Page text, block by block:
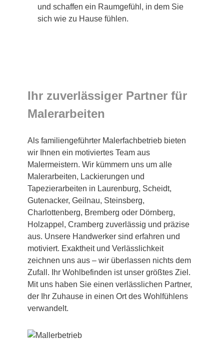
und schaffen ein Raumgefühl, in dem Sie
sich wie zu Hause fühlen.
Ihr zuverlässiger Partner für
Malerarbeiten
Als familiengeführter Malerfachbetrieb bieten
wir Ihnen ein motiviertes Team aus
Malermeistern. Wir kümmern uns um alle
Malerarbeiten, Lackierungen und
Tapezierarbeiten in Laurenburg, Scheidt,
Gutenacker, Geilnau, Steinsberg,
Charlottenberg, Bremberg oder Dörnberg,
Holzappel, Cramberg zuverlässig und präzise
aus. Unsere Handwerker sind erfahren und
motiviert. Exaktheit und Verlässlichkeit
zeichnen uns aus – wir überlassen nichts dem
Zufall. Ihr Wohlbefinden ist unser größtes Ziel.
Mit uns haben Sie einen verlässlichen Partner,
der Ihr Zuhause in einen Ort des Wohlfühlens
verwandelt.